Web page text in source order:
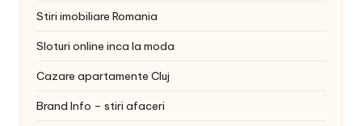
Stiri imobiliare Romania
Sloturi online inca la moda
Cazare apartamente Cluj
Brand Info – stiri afaceri